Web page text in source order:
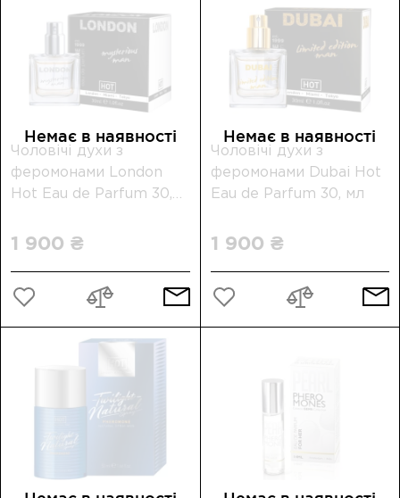
Чоловічі духи з
феромонами London
Hot Eau de Parfum 30,
1 900 ₴
Немає в наявності
Чоловічі духи з
феромонами Dubai Hot
Eau de Parfum 30, мл
1 900 ₴
Немає в наявності